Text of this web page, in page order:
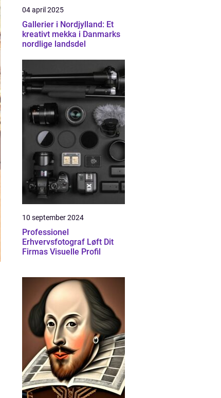
04 april 2025
Gallerier i Nordjylland: Et
kreativt mekka i Danmarks
nordlige landsdel
10 september 2024
Professionel
Erhvervsfotograf Løft Dit
Firmas Visuelle Profil